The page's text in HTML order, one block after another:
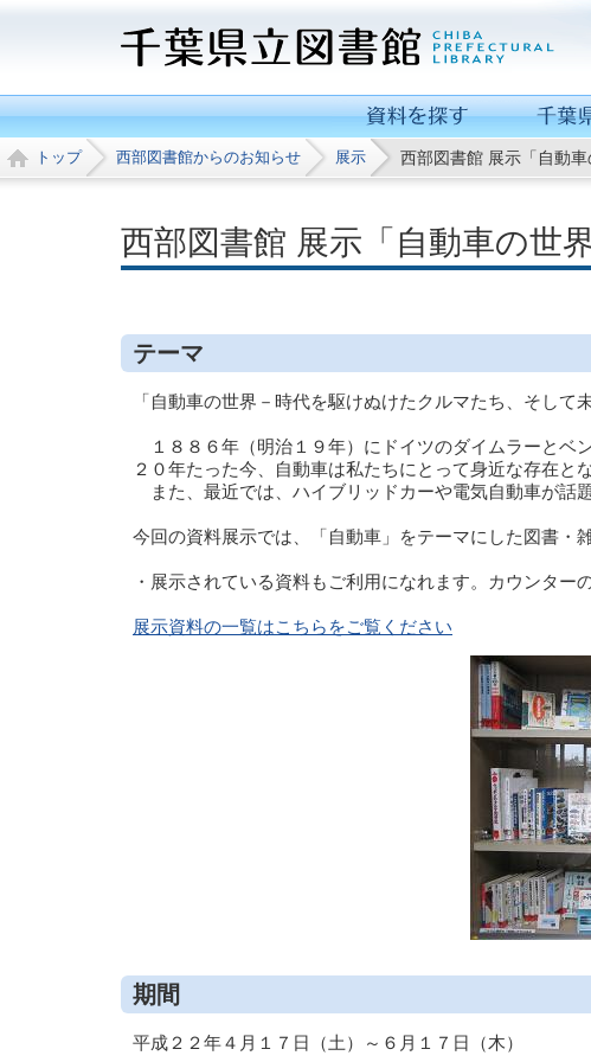
トップ 西部図書館からのお知らせ 展示 西部図書館 展示「自動
西部図書館 展示「自動車の世
テーマ
「自動車の世界－時代を駆けぬけたクルマたち、そして
１８８６年（明治１９年）にドイツのダイムラーとベ
２０年たった今、自動車は私たちにとって身近な存在と
また、最近では、ハイブリッドカーや電気自動車が話
今回の資料展示では、「自動車」をテーマにした図書・
・展示されている資料もご利用になれます。カウンター
展示資料の一覧はこちらをご覧ください
期間
平成２２年４月１７日（土）～６月１７日（木）